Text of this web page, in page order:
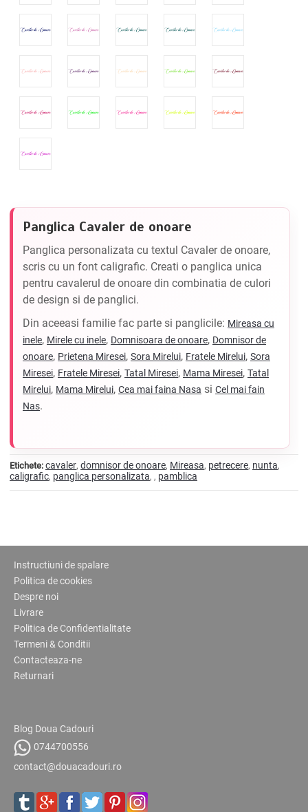
Panglica Cavaler de onoare
Panglica personalizata cu textul Cavaler de onoare,
scris cu un font caligrafic. Creati o panglica unica
pentru cavalerul de onoare din combinatia de culori
de design si de panglici.
Din aceeasi familie fac parte si panglicile: Mireasa cu
inele, Mirele cu inele, Domnisoara de onoare, Domnisor de
onoare, Prietena Miresei, Sora Mirelui, Fratele Mirelui, Sora
Miresei, Fratele Miresei, Tatal Miresei, Mama Miresei, Tatal
Mirelui, Mama Mirelui, Cea mai faina Nasa si Cel mai fain
Nas.
Etichete: cavaler, domnisor de onoare, Mireasa, petrecere, nunta,
caligrafic, panglica personalizata, , pamblica
Instructiuni de spalare
Politica de cookies
Despre noi
Livrare
Politica de Confidentialitate
Termeni & Conditii
Contacteaza-ne
Returnari
Blog Doua Cadouri
0744700556
contact@douacadouri.ro